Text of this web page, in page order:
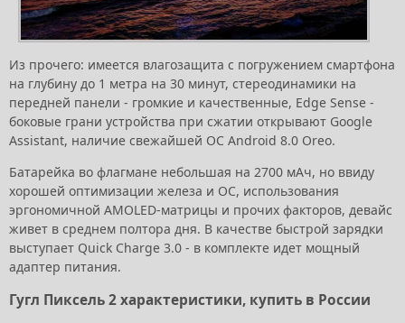
Из прочего: имеется влагозащита с погружением смартфона
на глубину до 1 метра на 30 минут, стереодинамики на
передней панели - громкие и качественные, Edge Sense -
боковые грани устройства при сжатии открывают Google
Assistant, наличие свежайшей ОС Android 8.0 Oreo.
Батарейка во флагмане небольшая на 2700 мАч, но ввиду
хорошей оптимизации железа и ОС, использования
эргономичной AMOLED-матрицы и прочих факторов, девайс
живет в среднем полтора дня. В качестве быстрой зарядки
выступает Quick Charge 3.0 - в комплекте идет мощный
адаптер питания.
Гугл Пиксель 2 характеристики, купить в России